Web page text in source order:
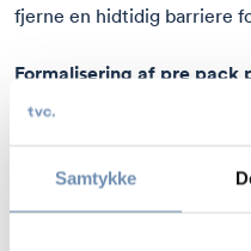
Samtykke
fjerne en hidtidig barriere
Formalisering af pre pack
Direktivet indfører en
insolvensbehandlingens
umiddelbart herefter.